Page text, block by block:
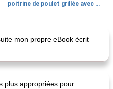
poitrine de poulet grillée avec relish de concombre et poivron
mon propre eBook écrit
plus appropriées pour